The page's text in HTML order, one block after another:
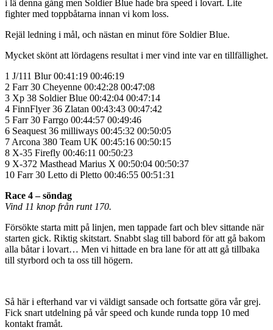
i lä denna gång men Soldier Blue hade bra speed i lovart. Lite
fighter med toppbåtarna innan vi kom loss.
Rejäl ledning i mål, och nästan en minut före Soldier Blue.
Mycket skönt att lördagens resultat i mer vind inte var en tillfällighet.
1 J/111 Blur 00:41:19 00:46:19
2 Farr 30 Cheyenne 00:42:28 00:47:08
3 Xp 38 Soldier Blue 00:42:04 00:47:14
4 FinnFlyer 36 Zlatan 00:43:43 00:47:42
5 Farr 30 Farrgo 00:44:57 00:49:46
6 Seaquest 36 milliways 00:45:32 00:50:05
7 Arcona 380 Team UK 00:45:16 00:50:15
8 X-35 Firefly 00:46:11 00:50:23
9 X-372 Masthead Marius X 00:50:04 00:50:37
10 Farr 30 Letto di Pletto 00:46:55 00:51:31
Race 4 – söndag
Vind 11 knop från runt 170.
Försökte starta mitt på linjen, men tappade fart och blev sittande när
starten gick. Riktig skitstart. Snabbt slag till babord för att gå bakom
alla båtar i lovart… Men vi hittade en bra lane för att att gå tillbaka
till styrbord och ta oss till högern.
Så här i efterhand var vi väldigt sansade och fortsatte göra vår grej.
Fick snart utdelning på vår speed och kunde runda topp 10 med
kontakt framåt.